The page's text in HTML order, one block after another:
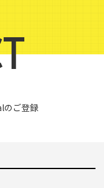
ご登録